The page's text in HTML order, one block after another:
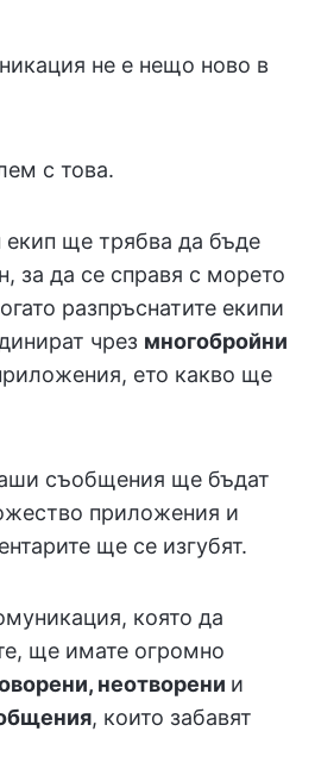
не е нещо ново в
с това.
ще трябва да бъде
за да се справя с морето
разпръснатите екипи
чрез многобройни
ето какво ще
съобщения ще бъдат
приложения и
ще се изгубят.
която да
ще имате огромно
неотворени и
, които забавят